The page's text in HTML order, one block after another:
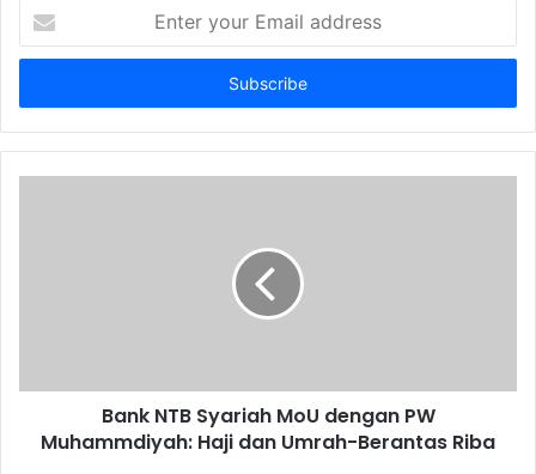
your
Email
Bank NTB Syariah MoU dengan PW
Muhammdiyah: Haji dan Umrah-Berantas Riba